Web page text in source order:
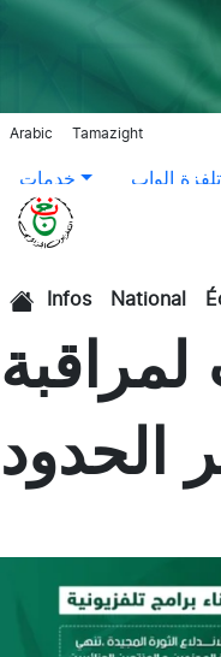
Arabic Tamazight
خدمات تلفزة الواب
الرئيسية
Infos National
الحدود